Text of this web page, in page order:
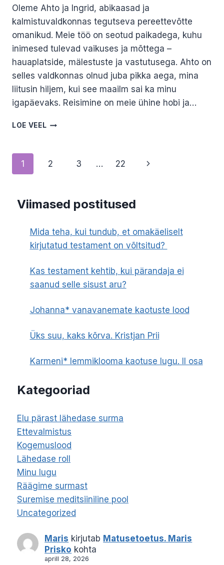
Oleme Ahto ja Ingrid, abikaasad ja
kalmistuvaldkonnas tegutseva pereettevõtte
omanikud. Meie töö on seotud paikadega, kuhu
inimesed tulevad vaikuses ja mõttega –
hauaplatside, mälestuste ja vastutusega. Ahto on
selles valdkonnas olnud juba pikka aega, mina
liitusin hiljem, kui see maailm sai ka minu
igapäevaks. Reisimine on meie ühine hobi ja…
LOE VEEL MAAILMA
INGRID
Page
1 2 3 … 22
Next
Viimased postitused
Mida teha, kui tundub, et omakäeliselt
kirjutatud testament on võltsitud?
Kas testament kehtib, kui pärandaja ei
saanud selle sisust aru?
Johanna* vanavanemate kaotuste lood
Üks suu, kaks kõrva. Kristjan Prii
Karmeni* lemmiklooma kaotuse lugu. II osa
Kategooriad
Elu pärast lähedase surma
Ettevalmistus
Kogemuslood
Lähedase roll
Minu lugu
Räägime surmast
Suremise meditsiiniline pool
Uncategorized
Maris kirjutab Matusetoetus. Maris
Prisko kohta
aprill 28, 2026